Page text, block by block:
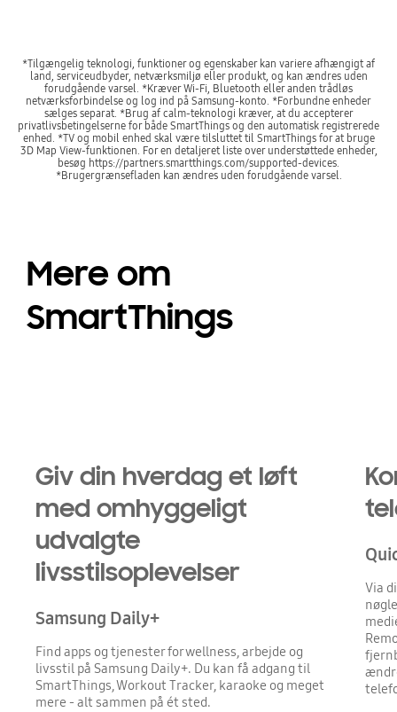
*Tilgængelig teknologi, funktioner og egenskaber kan variere afhængigt af
land, serviceudbyder, netværksmiljø eller produkt, og kan ændres uden
forudgående varsel. *Kræver Wi-Fi, Bluetooth eller anden trådløs
netværksforbindelse og log ind på Samsung-konto. *Forbundne enheder
sælges separat. *Brug af calm-teknologi kræver, at du accepterer
privatlivsbetingelserne for både SmartThings og den automatisk registrerede
enhed. *TV og mobil enhed skal være tilsluttet til SmartThings for at bruge
3D Map View-funktionen. For en detaljeret liste over understøttede enheder,
besøg https://partners.smartthings.com/supported-devices.
*Brugergrænsefladen kan ændres uden forudgående varsel.
Mere om
SmartThings
Giv din hverdag et løft
med omhyggeligt
udvalgte
livsstilsoplevelser
Samsung Daily+
Find apps og tjenester for wellness, arbejde og
livsstil på Samsung Daily+. Du kan få adgang til
SmartThings, Workout Tracker, karaoke og meget
mere - alt sammen på ét sted.
Via